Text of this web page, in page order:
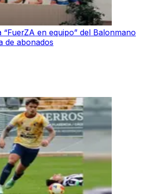
en equipo” del Balonmano
de abonados